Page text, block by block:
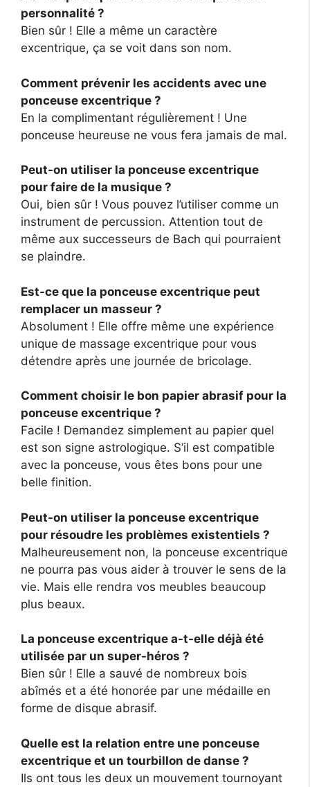
personnalité ?
Bien sûr ! Elle a même un caractère
excentrique, ça se voit dans son nom.
Comment prévenir les accidents avec une
ponceuse excentrique ?
En la complimentant régulièrement ! Une
ponceuse heureuse ne vous fera jamais de mal.
Peut-on utiliser la ponceuse excentrique
pour faire de la musique ?
Oui, bien sûr ! Vous pouvez l’utiliser comme un
instrument de percussion. Attention tout de
même aux successeurs de Bach qui pourraient
se plaindre.
Est-ce que la ponceuse excentrique peut
remplacer un masseur ?
Absolument ! Elle offre même une expérience
unique de massage excentrique pour vous
détendre après une journée de bricolage.
Comment choisir le bon papier abrasif pour la
ponceuse excentrique ?
Facile ! Demandez simplement au papier quel
est son signe astrologique. S’il est compatible
avec la ponceuse, vous êtes bons pour une
belle finition.
Peut-on utiliser la ponceuse excentrique
pour résoudre les problèmes existentiels ?
Malheureusement non, la ponceuse excentrique
ne pourra pas vous aider à trouver le sens de la
vie. Mais elle rendra vos meubles beaucoup
plus beaux.
La ponceuse excentrique a-t-elle déjà été
utilisée par un super-héros ?
Bien sûr ! Elle a sauvé de nombreux bois
abîmés et a été honorée par une médaille en
forme de disque abrasif.
Quelle est la relation entre une ponceuse
excentrique et un tourbillon de danse ?
Ils ont tous les deux un mouvement tournoyant